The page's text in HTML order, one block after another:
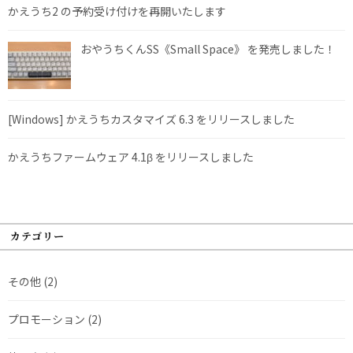
かえうち2 の予約受け付けを再開いたします
おやうちくんSS《Small Space》 を発売しました！
[Windows] かえうちカスタマイズ 6.3 をリリースしました
かえうちファームウェア 4.1β をリリースしました
カテゴリー
その他 (2)
プロモーション (2)